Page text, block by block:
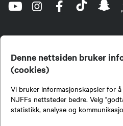
Denne nettsiden bruker
(cookies)
Vi bruker informasjonskapsler for
NJFFs nettsteder bedre. Velg
statistikk, analyse og
jegere og sportsfiskere og et av de viktigste
fiske i Norge. Vi er en partipolitisk nøytral
naturpolitisk engasjement i mange saker.